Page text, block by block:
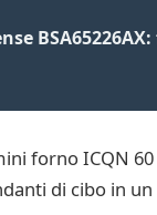
forno ICQN
di cibo in